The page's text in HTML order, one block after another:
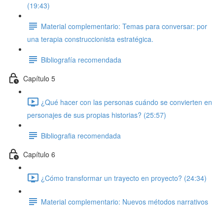
(19:43)
Material complementario: Temas para conversar: por
una terapia construccionista estratégica.
Bibliografía recomendada
Capítulo 5
¿Qué hacer con las personas cuándo se convierten en
personajes de sus propias historias? (25:57)
Bibliografia recomendada
Capítulo 6
¿Cómo transformar un trayecto en proyecto? (24:34)
Material complementario: Nuevos métodos narrativos